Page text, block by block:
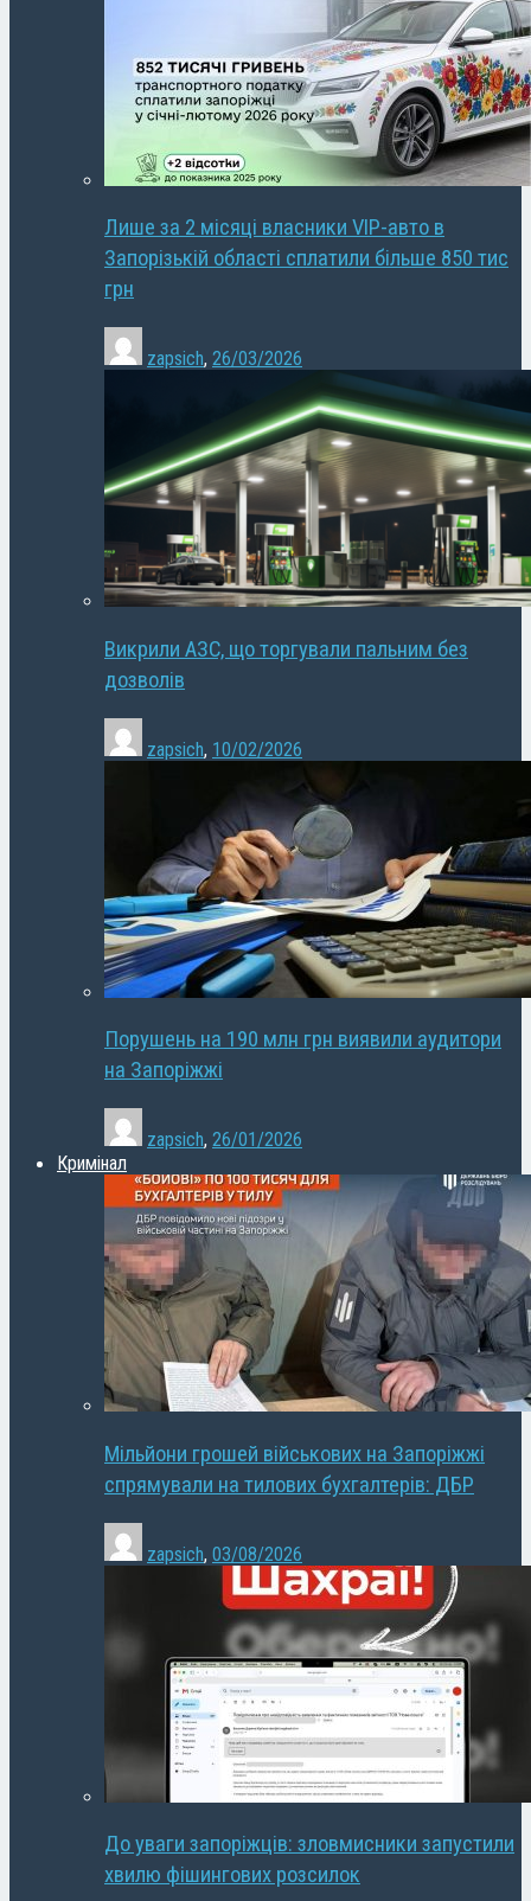
Лише за 2 місяці власники VIP-авто в
Запорізькій області сплатили більше 850 тис
грн
zapsich, 26/03/2026
Викрили АЗС, що торгували пальним без
дозволів
zapsich, 10/02/2026
Порушень на 190 млн грн виявили аудитори
на Запоріжжі
zapsich, 26/01/2026
Кримінал
Мільйони грошей військових на Запоріжжі
спрямували на тилових бухгалтерів: ДБР
zapsich, 03/08/2026
До уваги запоріжців: зловмисники запустили
хвилю фішингових розсилок